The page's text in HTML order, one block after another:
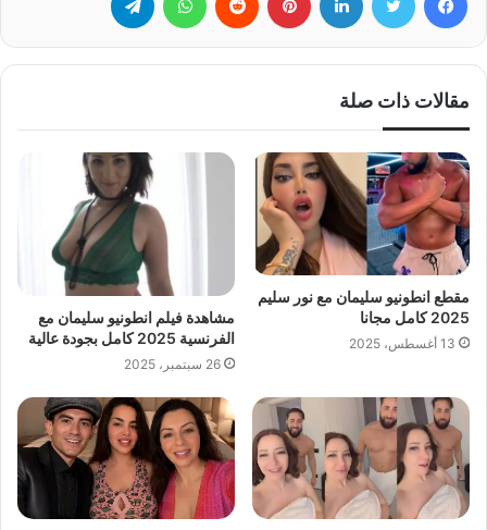
مقالات ذات صلة
مقطع انطونيو سليمان مع نور سليم
2025 كامل مجانا
13 أغسطس، 2025
مشاهدة فيلم انطونيو سليمان مع
الفرنسية 2025 كامل بجودة عالية
26 سبتمبر، 2025